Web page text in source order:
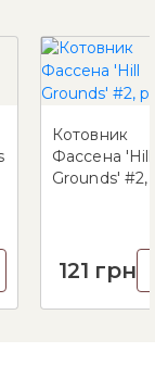
Котовник
Фассена 'Hill
Grounds' #2,
121 грн